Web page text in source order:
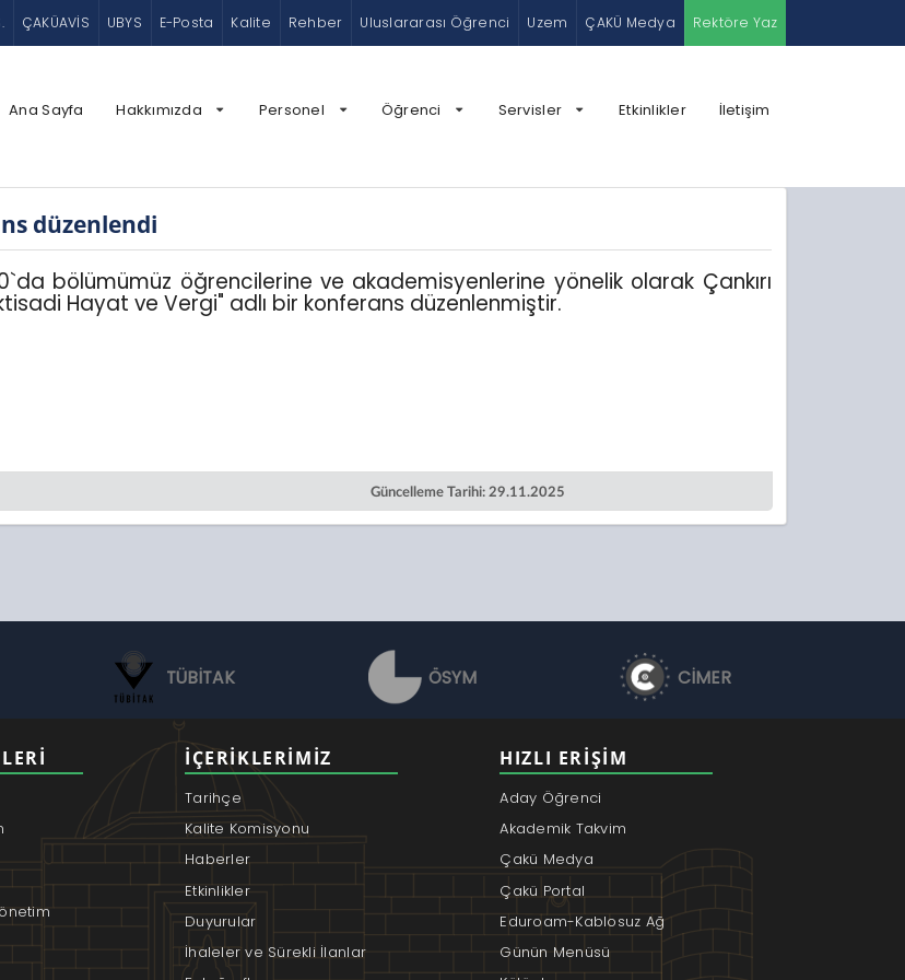
ÇAKÜAVİS UBYS E-Posta Kalite Rehber Uluslararası Öğrenci Uzem ÇAKÜ Medya Rektöre Yaz
Ana Sayfa Hakkımızda Personel Öğrenci Servisler Etkinlikler İletişim
düzenlendi
bölümümüz öğrencilerine ve akademisyenlerine yönelik olarak Çankırı
Hayat ve Vergi" adlı bir konferans düzenlenmiştir.
Güncelleme Tarihi: 29.11.2025
TÜBİTAK ÖSYM CİMER
İÇERIKLERIMIZ
Tarihçe
Kalite Komisyonu
Haberler
Etkinlikler
Duyurular
İhaleler ve Sürekli İlanlar
HIZLI ERIŞIM
Aday Öğrenci
Akademik Takvim
Çakü Medya
Çakü Portal
Eduroam-Kablosuz Ağ
Günün Menüsü